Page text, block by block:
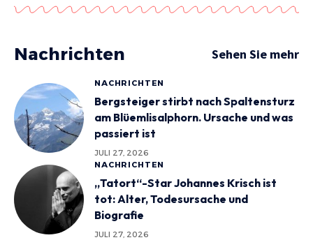
Nachrichten Sehen Sie mehr
NACHRICHTEN
Bergsteiger stirbt nach Spaltensturz
am Blüemlisalphorn. Ursache und was
passiert ist
JULI 27, 2026
NACHRICHTEN
„Tatort“-Star Johannes Krisch ist
tot: Alter, Todesursache und
Biografie
JULI 27, 2026